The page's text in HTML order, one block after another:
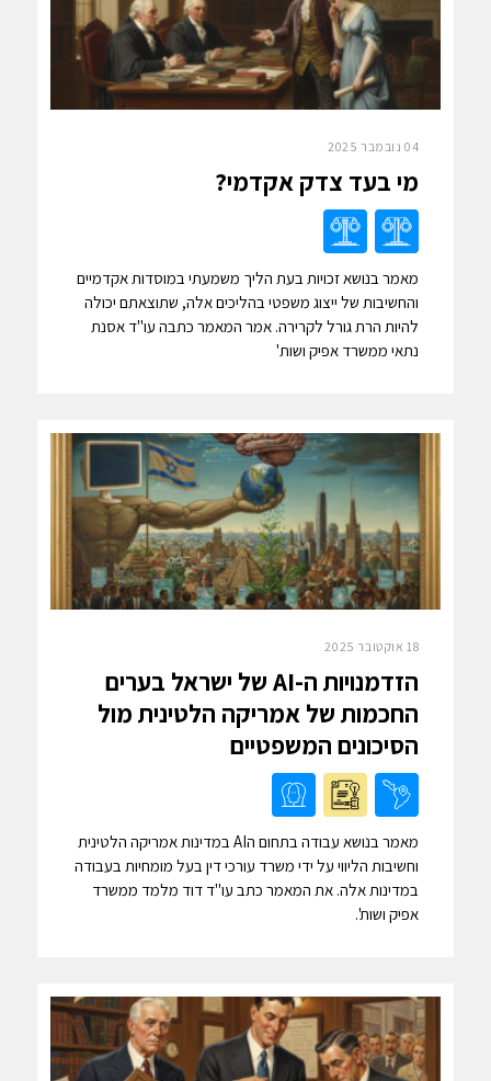
04 נובמבר 2025
מי בעד צדק אקדמי?
מאמר בנושא זכויות בעת הליך משמעתי במוסדות אקדמיים
והחשיבות של ייצוג משפטי בהליכים אלה, שתוצאתם יכולה
להיות הרת גורל לקרירה. אמר המאמר כתבה עו"ד אסנת
נתאי ממשרד אפיק ושות'
18 אוקטובר 2025
הזדמנויות ה-AI של ישראל בערים
החכמות של אמריקה הלטינית מול
הסיכונים המשפטיים
מאמר בנושא עבודה בתחום הAI במדינות אמריקה הלטינית
וחשיבות הליווי על ידי משרד עורכי דין בעל מומחיות בעבודה
במדינות אלה. את המאמר כתב עו"ד דוד מלמד ממשרד
אפיק ושות'.